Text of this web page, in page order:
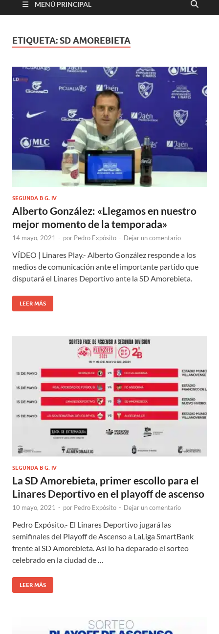
MENÚ PRINCIPAL
ETIQUETA: SD AMOREBIETA
SEGUNDA B G. IV
Alberto González: «Llegamos en nuestro
mejor momento de la temporada»
14 mayo, 2021 - por Pedro Expósito - Dejar un comentario
VÍDEO | Linares Play.- Alberto González responde a los
medios de comunicación ante el importante partido que
disputará el Linares Deportivo ante la SD Amorebieta.
LEER MÁS
SEGUNDA B G. IV
La SD Amorebieta, primer escollo para el
Linares Deportivo en el playoff de ascenso
10 mayo, 2021 - por Pedro Expósito - Dejar un comentario
Pedro Expósito.- El Linares Deportivo jugará las
semifinales del Playoff de Ascenso a LaLiga SmartBank
frente al SD Amorebieta. Así lo ha deparado el sorteo
celebrado en la ciudad de …
LEER MÁS